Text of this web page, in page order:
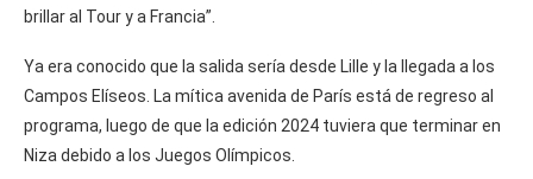
brillar al Tour y a Francia”.
Ya era conocido que la salida sería desde Lille y la llegada a los
Campos Elíseos. La mítica avenida de París está de regreso al
programa, luego de que la edición 2024 tuviera que terminar en
Niza debido a los Juegos Olímpicos.